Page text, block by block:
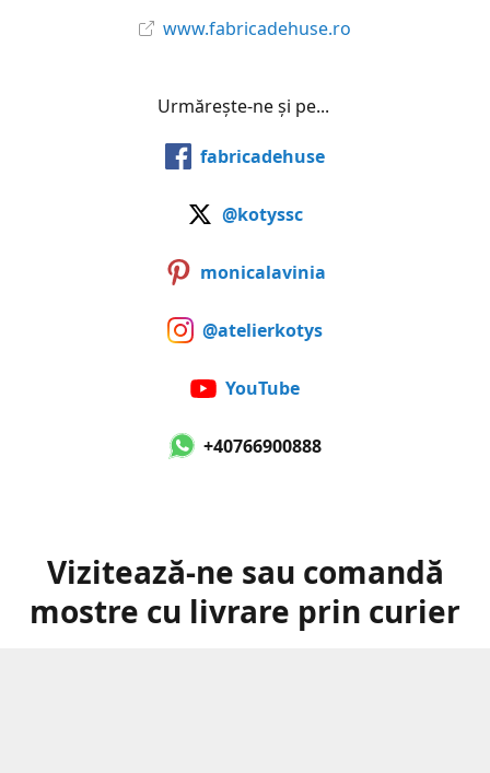
www.fabricadehuse.ro
Urmărește-ne și pe...
fabricadehuse
@kotyssc
monicalavinia
@atelierkotys
YouTube
+40766900888
Vizitează-ne sau comandă
mostre cu livrare prin curier